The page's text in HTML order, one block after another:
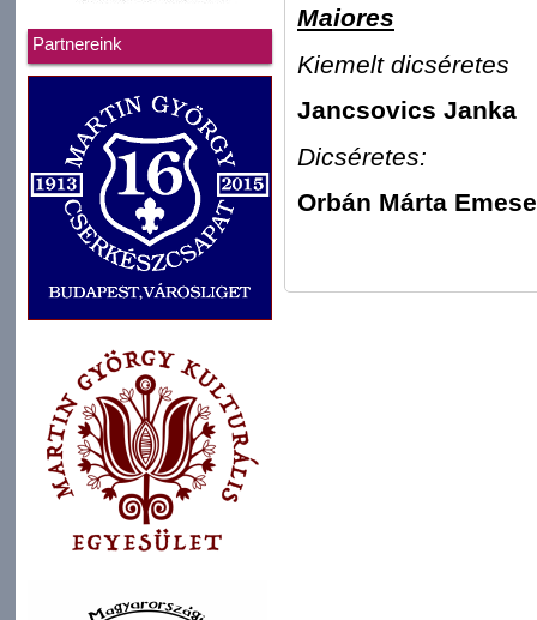
Partnereink
Maiores
Kiemelt dicséretes
Jancsovics Janka
Dicséretes:
Orbán Márta Emese